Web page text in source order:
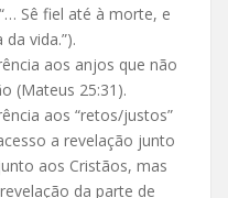
Sê fiel até à morte, e
vida.”).
aos anjos que não
(Mateus 25:31).
aos “retos/justos”
a revelação junto
aos Cristãos, mas
da parte de